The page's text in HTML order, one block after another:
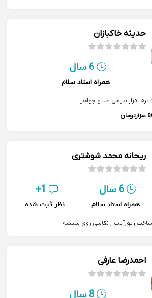
حدیثه خاکبازان
6 سال
همراه استاد سلام
ریحانه محمد شوشتری
6 سال
همراه استاد سلام
1+
نظر ثبت شده
ساخت زیورآلات , نقاشی روی شیشه
احمدرضا عارفی
8 سال